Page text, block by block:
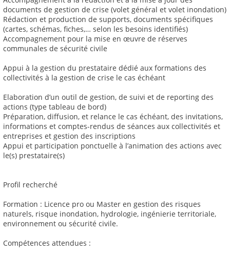
documents de gestion de crise (volet général et volet inondation)
Rédaction et production de supports, documents spécifiques
(cartes, schémas, fiches,… selon les besoins identifiés)
Accompagnement pour la mise en œuvre de réserves
communales de sécurité civile
Appui à la gestion du prestataire dédié aux formations des
collectivités à la gestion de crise le cas échéant
Elaboration d’un outil de gestion, de suivi et de reporting des
actions (type tableau de bord)
Préparation, diffusion, et relance le cas échéant, des invitations,
informations et comptes-rendus de séances aux collectivités et
entreprises et gestion des inscriptions
Appui et participation ponctuelle à l’animation des actions avec
le(s) prestataire(s)
Profil recherché
Formation : Licence pro ou Master en gestion des risques
naturels, risque inondation, hydrologie, ingénierie territoriale,
environnement ou sécurité civile.
Compétences attendues :